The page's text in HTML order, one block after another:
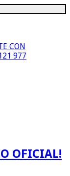
CON
977
OFICIAL!